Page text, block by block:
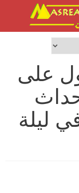
على
ليلة